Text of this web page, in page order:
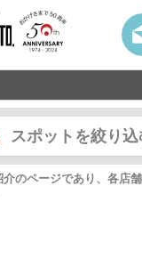
スポットを絞り込
のページであり、各店